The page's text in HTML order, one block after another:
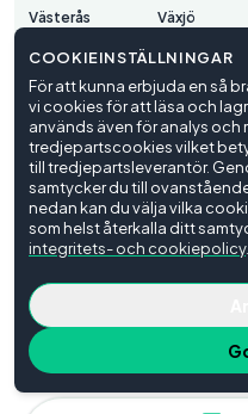
Västerås
Växjö
Användarvillkor
Integritetspolicy
Cookieinställningar
COOKIEINSTÄLLNINGAR
För att kunna erbjuda en så
vi cookies för att läsa och
används även för analys och
tredjepartscookies vilket
till tredjepartsleverantör.
samtycker du till
nedan kan du välja vilka
som helst återkalla ditt
integritets- och cookiepolicy.
© Trafiko2026